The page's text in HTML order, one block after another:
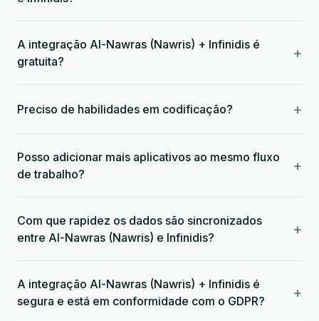
A integração Al-Nawras (Nawris) + Infinidis é
gratuita?
+
Preciso de habilidades em codificação? +
Posso adicionar mais aplicativos ao mesmo fluxo
de trabalho?
+
Com que rapidez os dados são sincronizados
entre Al-Nawras (Nawris) e Infinidis?
+
A integração Al-Nawras (Nawris) + Infinidis é
segura e está em conformidade com o GDPR?
+